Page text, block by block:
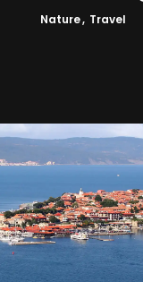
Nature Travel